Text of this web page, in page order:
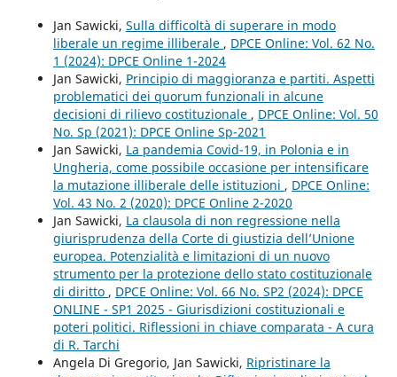
Jan Sawicki, Sulla difficoltà di superare in modo
liberale un regime illiberale , DPCE Online: Vol. 62 No.
1 (2024): DPCE Online 1-2024
Jan Sawicki, Principio di maggioranza e partiti. Aspetti
problematici dei quorum funzionali in alcune
decisioni di rilievo costituzionale , DPCE Online: Vol. 50
No. Sp (2021): DPCE Online Sp-2021
Jan Sawicki, La pandemia Covid-19, in Polonia e in
Ungheria, come possibile occasione per intensificare
la mutazione illiberale delle istituzioni , DPCE Online:
Vol. 43 No. 2 (2020): DPCE Online 2-2020
Jan Sawicki, La clausola di non regressione nella
giurisprudenza della Corte di giustizia dell’Unione
europea. Potenzialità e limitazioni di un nuovo
strumento per la protezione dello stato costituzionale
di diritto , DPCE Online: Vol. 66 No. SP2 (2024): DPCE
ONLINE - SP1 2025 - Giurisdizioni costituzionali e
poteri politici. Riflessioni in chiave comparata - A cura
di R. Tarchi
Angela Di Gregorio, Jan Sawicki, Ripristinare la